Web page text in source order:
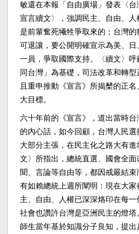
敏還在本報「自由廣場」發表〈台
宣言續文〉，強調民主、自由、
是前輩奮死犧牲爭取來的；台灣的
可退讓，要公開明確宣示為美、日
一員，爭取國際支持。〈續文〉
同台灣」為基礎，司法改革和轉型
且重申推動《宣言》所揭櫫的正
大目標。
六十年前的《宣言》，道出當時台
的內心話，如今回顧，台灣人民選
大部分主張，在民主化之路大有
文〉所指出，總統直選、國會全
聞、言論等自由等，都因戒嚴結
有如賴總統上週所闡明：現在大家
主、自由、人權已深深烙印在每
社會也讚許台灣是亞洲民主的燈塔
師生當年基於知識分子良知，提